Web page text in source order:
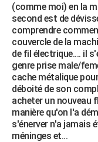
Guides de France
Escapades
Patrimoine
Expositions
Musées
Week-end nature
+LIFESTYLE
Art de vivre
Bien-être
Loisirs
Mode
Modes de vie
SANTE
Alimentation
Guide de la santé
Maladies
Médicaments
Sommeil
VOYAGE
Destinations
City break
Voyage nature
Voyage de noces
Forum
Climat
+PHOTO
GUIDES D'ACHAT
BONS PLANS
(comme moi) en la
second est de
comprendre
couvercle de la
de fil électrique.... il
genre prise male/
cache métalique
déboité de son
acheter un nouveau
manière qu'on l'a
s'énerver n'a jamais
méninges et...